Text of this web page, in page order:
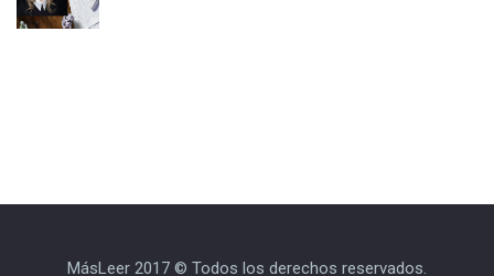
MásLeer 2017 © Todos los derechos reservados.